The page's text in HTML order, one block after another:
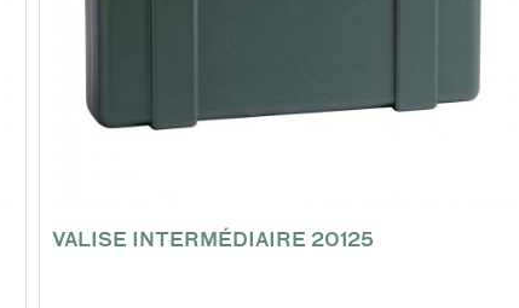
VALISE INTERMÉDIAIRE 20125